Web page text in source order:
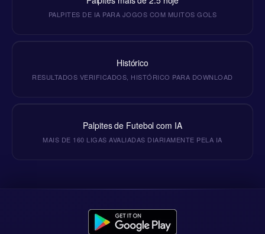
PALPITES DE IA PARA JOGOS COM MUITOS GOLS
Histórico
RESULTADOS VERIFICADOS, HISTÓRICO PARA DOWNLOAD
Palpites de Futebol com IA
MAIS DE 160 LIGAS AVALIADAS DIARIAMENTE PELA IA